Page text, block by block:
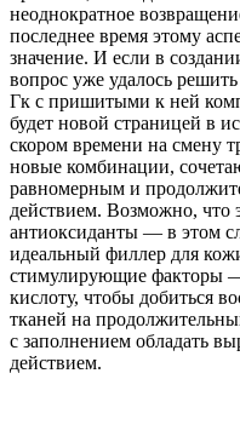
неоднократное
последнее время этому
значение. И если в
вопрос уже удалось
Гк с пришитыми к ней
будет новой страницей в
скором времени на смену
новые комбинации,
равномерным и
действием. Возможно, что
антиоксиданты — в этом
идеальный филлер для
стимулирующие факторы
кислоту, чтобы добиться
тканей на
с заполнением обладать
действием.